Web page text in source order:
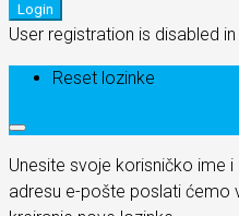
Login
User registration is disabled
Reset lozinke
Unesite svoje korisničko ime
adresu e-pošte poslati ćemo